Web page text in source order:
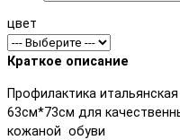
цвет
Краткое описание
Профилактика
63см*73см для
кожаной обуви